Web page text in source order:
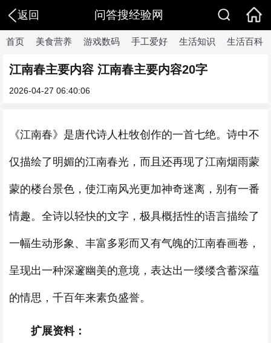
返回 问答搜经验网
首页 美食营养 游戏数码 手工爱好 生活知识 生活百科
江南春主要内容 江南春主要内容20字
2026-04-27 06:40:06
《江南春》是唐代诗人杜牧创作的一首七绝。诗中不
仅描绘了明媚的江南春光，而且还再现了江南烟雨蒙
蒙的楼台景色，使江南风光更加神奇迷离，别有一番
情趣。全诗以轻快的文字，极具概括性的语言描绘了
一幅生动形象、丰富多彩而又有气魄的江南春画卷，
呈现出一种深邃幽美的意境，表达出一缕缕含蓄深蕴
的情思，千百年来素负盛誉。
扩展资料：